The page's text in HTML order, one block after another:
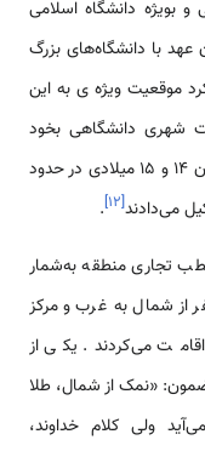
150 مدرسه قرآنی و بویژه دانشگاه اسلامی
عهد با دانشگاه‌های بزرگ
موقعیت ویژه ‌ی به این
شهری دانشگاهی بخود
گرفته و از حدود هشتاد هزار جمعیت آن در قرون 14 و 15 میلادی در حدود
می‌دادند[۱۲]
.
تجاری منطقه به‌شمار
از شمال به غرب و مرکز
می‌کردند. یکی از
«نمک از شمال، طلا
ولی کلام خداوند،